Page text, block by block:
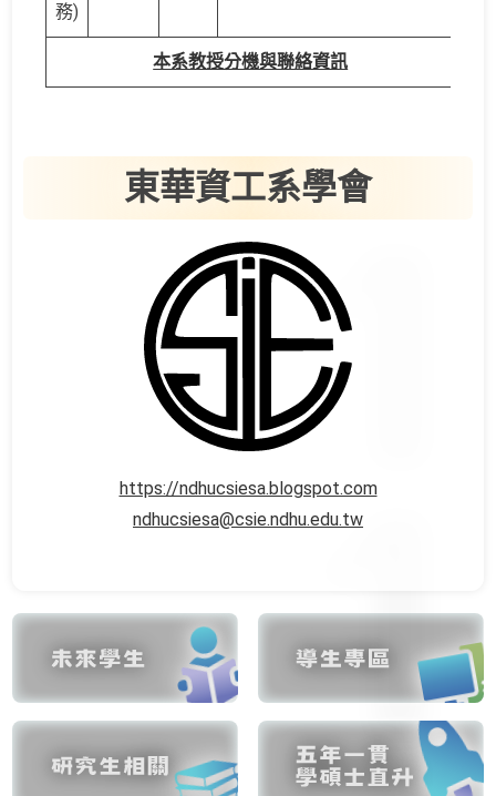
務)
本系教授分機與聯絡資訊
東華資工系學會
https://ndhucsiesa.blogspot.com
ndhucsiesa@csie.ndhu.edu.tw